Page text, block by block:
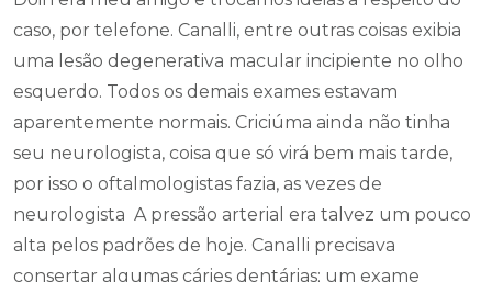
caso, por telefone. Canalli, entre outras coisas exibia
uma lesão degenerativa macular incipiente no olho
esquerdo. Todos os demais exames estavam
aparentemente normais. Criciúma ainda não tinha
seu neurologista, coisa que só virá bem mais tarde,
por isso o oftalmologistas fazia, as vezes de
neurologista A pressão arterial era talvez um pouco
alta pelos padrões de hoje. Canalli precisava
consertar algumas cáries dentárias; um exame